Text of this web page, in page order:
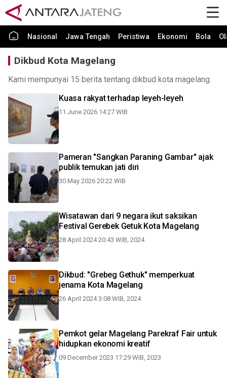
Nasional Jawa Tengah Peristiwa Ekonomi Bola
Dikbud Kota Magelang
Kami mempunyai 15 berita tentang dikbud kota magelang.
Kuasa rakyat terhadap leyeh-leyeh
11 June 2026 14:27 WIB
Pameran "Sangkan Paraning Gambar" ajak
publik temukan jati diri
30 May 2026 20:22 WIB
Wisatawan dari 9 negara ikut saksikan
Festival Gerebek Getuk Kota Magelang
28 April 2024 20:43 WIB, 2024
Dikbud: "Grebeg Gethuk" memperkuat
jenama Kota Magelang
26 April 2024 3:08 WIB, 2024
Pemkot gelar Magelang Parekraf Fair untuk
hidupkan ekonomi kreatif
09 December 2023 17:29 WIB, 2023